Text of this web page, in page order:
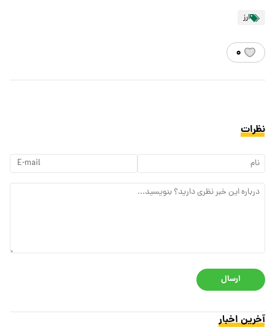
ارز
۰
نظرات
ارسال
آخرین اخبار